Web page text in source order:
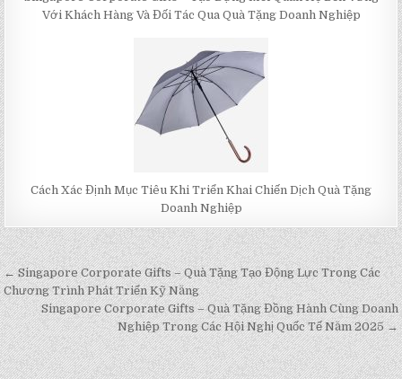
Với Khách Hàng Và Đối Tác Qua Quà Tặng Doanh Nghiệp
Cách Xác Định Mục Tiêu Khi Triển Khai Chiến Dịch Quà Tặng
Doanh Nghiệp
Post
navigation
← Singapore Corporate Gifts – Quà Tặng Tạo Động Lực Trong Các
Chương Trình Phát Triển Kỹ Năng
Singapore Corporate Gifts – Quà Tặng Đồng Hành Cùng Doanh
Nghiệp Trong Các Hội Nghị Quốc Tế Năm 2025 →